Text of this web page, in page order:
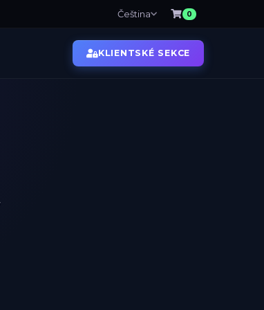
Čeština 0
KLIENTSKÉ SEKCE